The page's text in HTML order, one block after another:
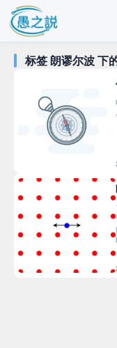
标签 朗谬尔波 下